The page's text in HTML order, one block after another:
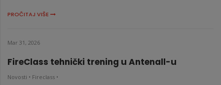
PROČITAJ VIŠE
Mar 31, 2026
FireClass tehnički trening u Antenall-u
Novosti • Fireclass •